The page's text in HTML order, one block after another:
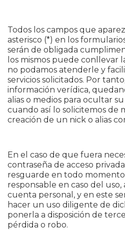
Todos los campos que
asterisco (*) en los
serán de obligada
los mismos puede conllevar
no podamos atenderle y
servicios solicitados. Por
información verídica,
alias o medios para ocultar
cuando así lo solicitemos de
creación de un nick o alias
En el caso de que fuera
contraseña de acceso
resguarde en todo momento
responsable en caso del
cuenta personal, y en este
hacer un uso diligente de
ponerla a disposición de
pérdida o robo.